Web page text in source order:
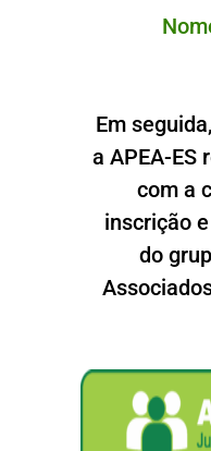
Em
a APEA-ES
com a
inscrição
do